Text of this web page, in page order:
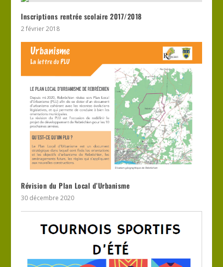
Inscriptions rentrée scolaire 2017/2018
2 février 2018
Révision du Plan Local d’Urbanisme
30 décembre 2020